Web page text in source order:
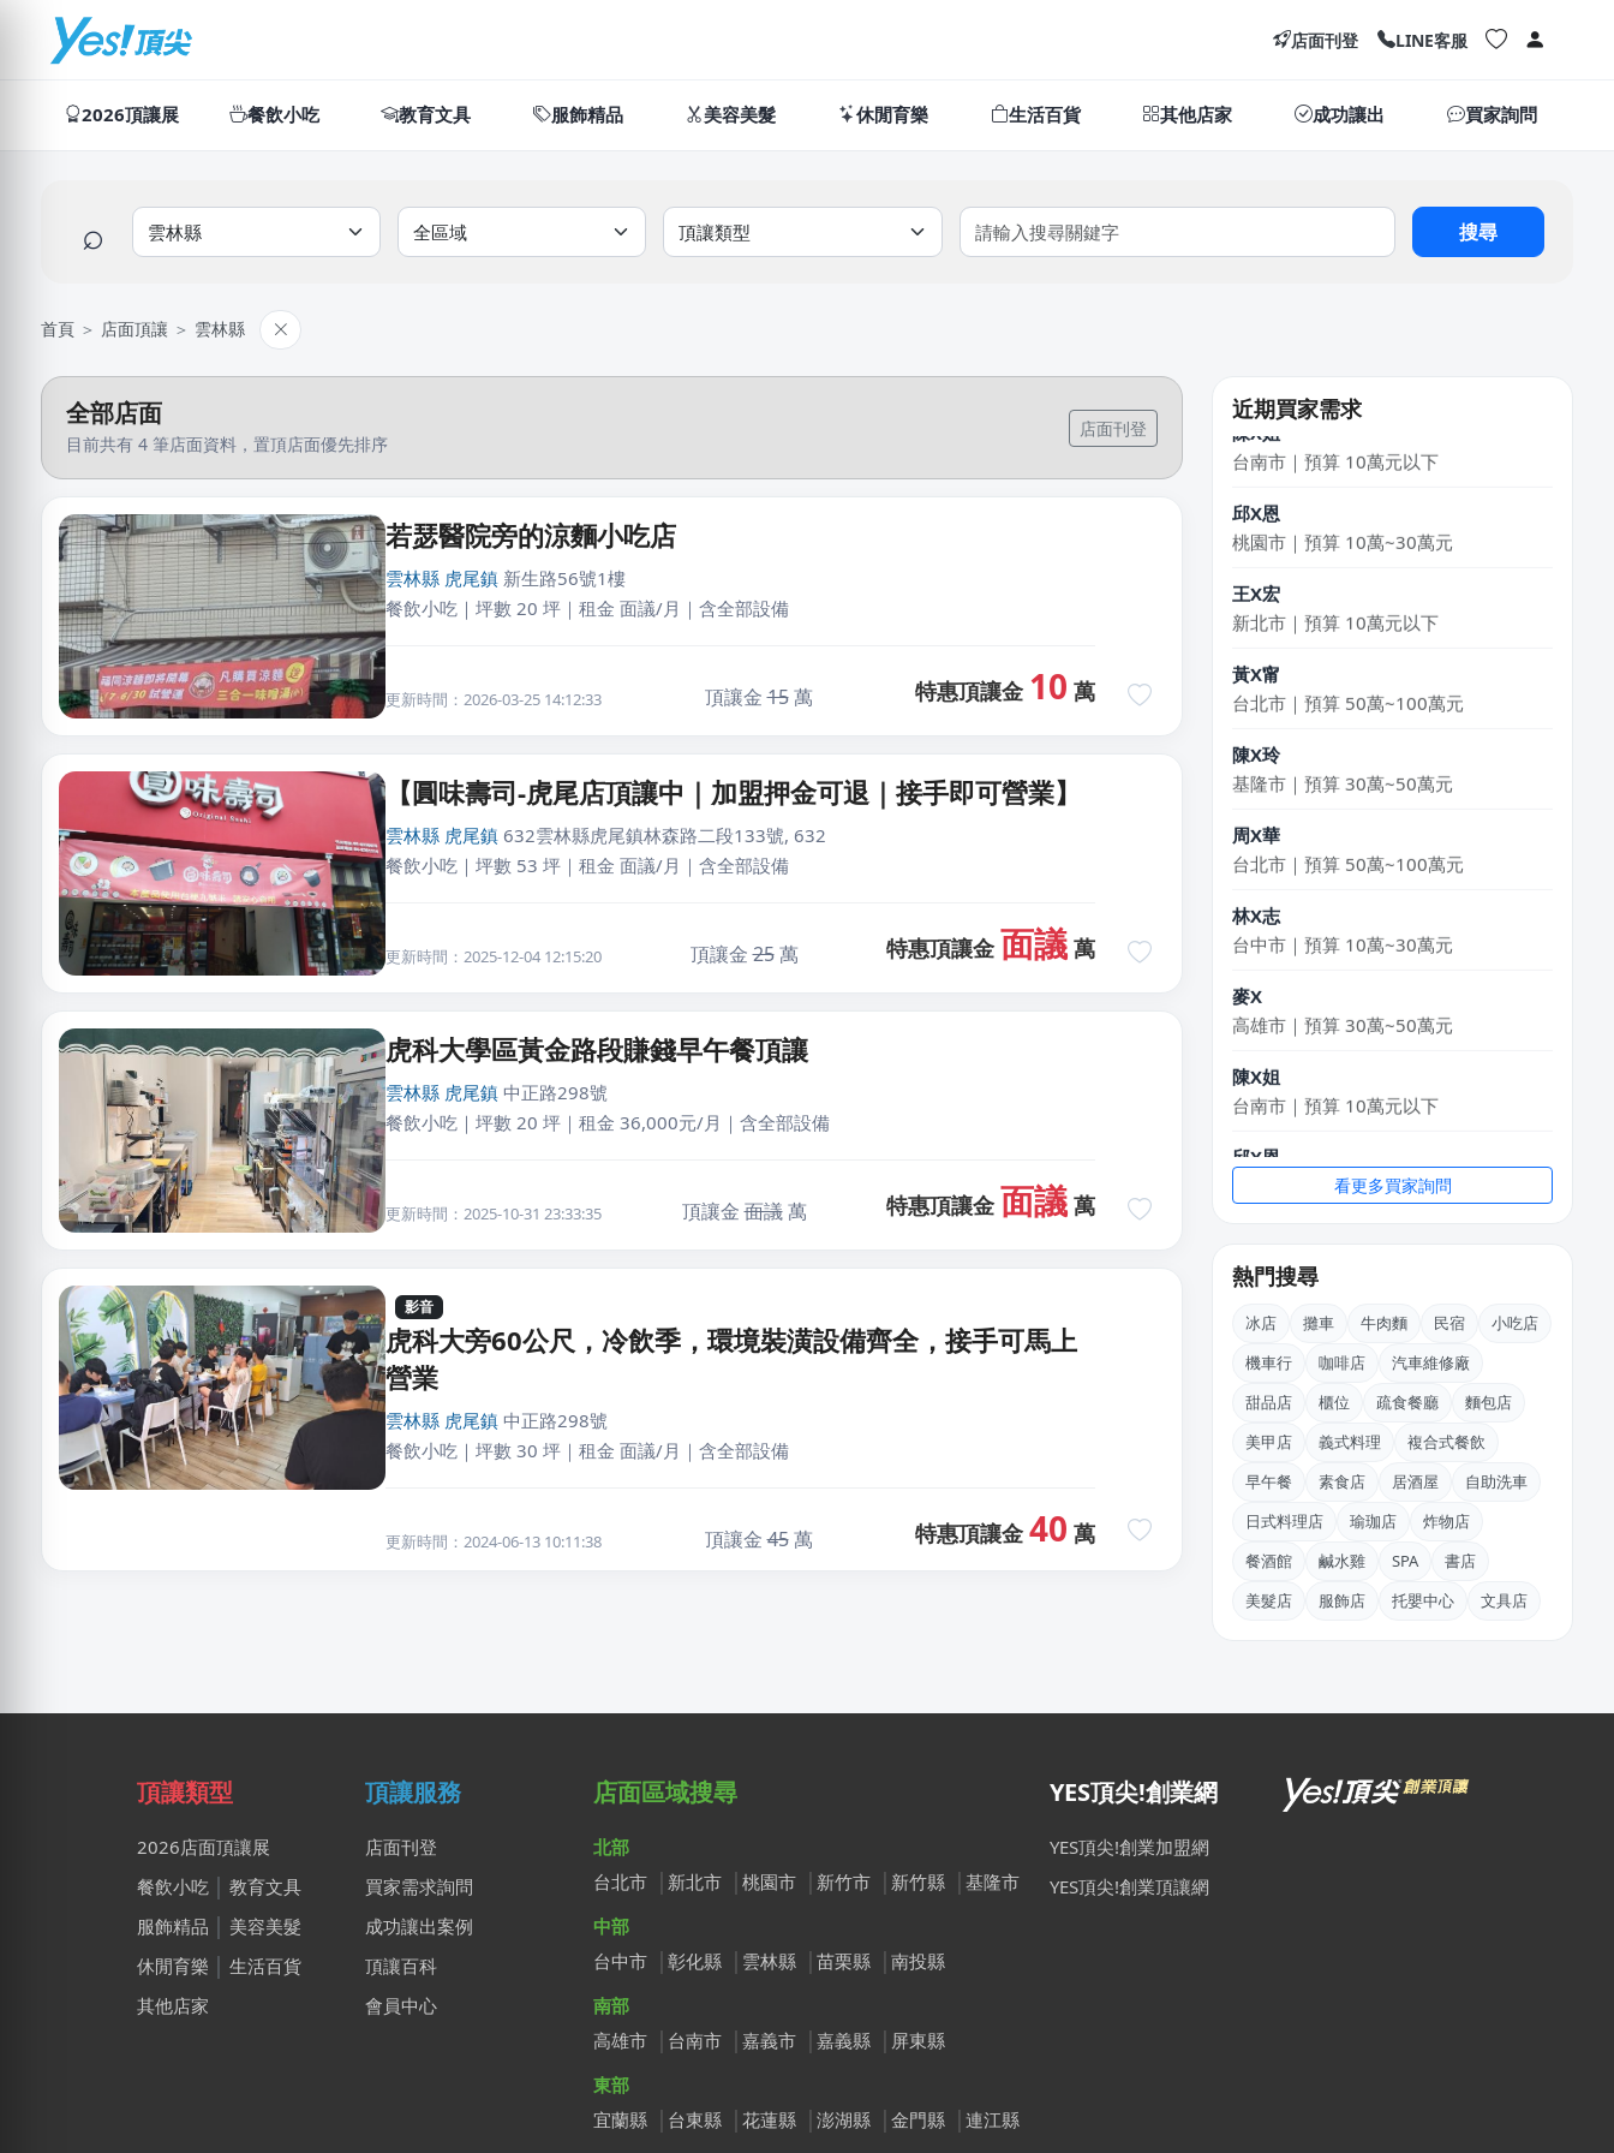
店面刊登 LINE客服
2026頂讓展 餐飲小吃 教育文具 服飾精品 美容美髮 休閒育樂 生活百貨 其他店家 成功讓出 買家詢問
⌕ 搜尋
首頁 ＞ 店面頂讓 ＞ 雲林縣
全部店面
目前共有 4 筆店面資料，置頂店面優先排序
店面刊登
若瑟醫院旁的涼麵小吃店
雲林縣 虎尾鎮 新生路56號1樓
餐飲小吃｜坪數 20 坪｜租金 面議/月｜含全部設備
更新時間：2026-03-25 14:12:33 頂讓金15萬 特惠頂讓金 10 萬
【圓味壽司-虎尾店頂讓中｜加盟押金可退｜接手即可營業】
雲林縣 虎尾鎮 632雲林縣虎尾鎮林森路二段133號, 632
餐飲小吃｜坪數 53 坪｜租金 面議/月｜含全部設備
更新時間：2025-12-04 12:15:20 頂讓金25萬 特惠頂讓金 面議 萬
虎科大學區黃金路段賺錢早午餐頂讓
雲林縣 虎尾鎮 中正路298號
餐飲小吃｜坪數 20 坪｜租金 36,000元/月｜含全部設備
更新時間：2025-10-31 23:33:35 頂讓金面議萬 特惠頂讓金 面議 萬
影音
虎科大旁60公尺，冷飲季，環境裝潢設備齊全，接手可馬上
營業
雲林縣 虎尾鎮 中正路298號
餐飲小吃｜坪數 30 坪｜租金 面議/月｜含全部設備
更新時間：2024-06-13 10:11:38 頂讓金45萬 特惠頂讓金 40 萬
近期買家需求
林X志
陳X姐
台南市｜預算 10萬元以下
桃園市｜預算 10萬~30萬元
新北市｜預算 10萬元以下
台北市｜預算 50萬~100萬元
基隆市｜預算 30萬~50萬元
台北市｜預算 50萬~100萬元
台中市｜預算 10萬~30萬元
高雄市｜預算 30萬~50萬元
台南市｜預算 10萬元以下
桃園市｜預算 10萬~30萬元
台北市｜預算 50萬~100萬元
基隆市｜預算 30萬~50萬元
台北市｜預算 50萬~100萬元
看更多買家詢問
熱門搜尋
冰店 攤車 牛肉麵 民宿
小吃店
機車行
咖啡店
汽車維修廠
甜品店
櫃位 疏食餐廳
麵包店
美甲店
義式料理
複合式餐飲
早午餐
素食店 居酒屋
自助洗車
日式料理店
瑜珈店
炸物店
餐酒館
鹹水雞 SPA
書店
美髮店
服飾店 托嬰中心 文具店
頂讓類型
2026店面頂讓展
餐飲小吃
教育文具
服飾精品
美容美髮
休閒育樂
生活百貨
其他店家
頂讓服務
店面刊登
買家需求詢問
成功讓出案例
頂讓百科
會員中心
店面區域搜尋
北部
台北市
新北市 桃園市 新竹市 新竹縣
基隆市
中部
台中市
彰化縣 雲林縣 苗栗縣
南投縣
南部
高雄市
台南市 嘉義市 嘉義縣
屏東縣
東部
宜蘭縣
台東縣 花蓮縣 澎湖縣 金門縣 連江縣
YES頂尖!創業網
YES頂尖!創業加盟網
YES頂尖!創業頂讓網